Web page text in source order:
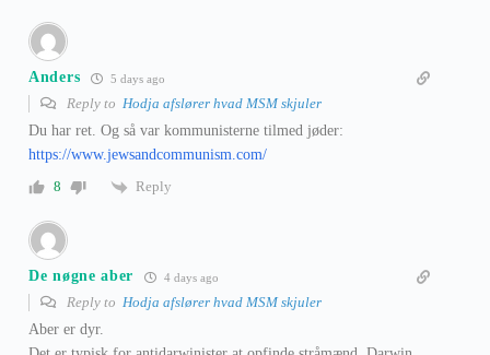
Anders 5 days ago
Reply to Hodja afslører hvad MSM skjuler
Du har ret. Og så var kommunisterne tilmed jøder:
https://www.jewsandcommunism.com/
8
Reply
De nøgne aber 4 days ago
Reply to Hodja afslører hvad MSM skjuler
Aber er dyr.